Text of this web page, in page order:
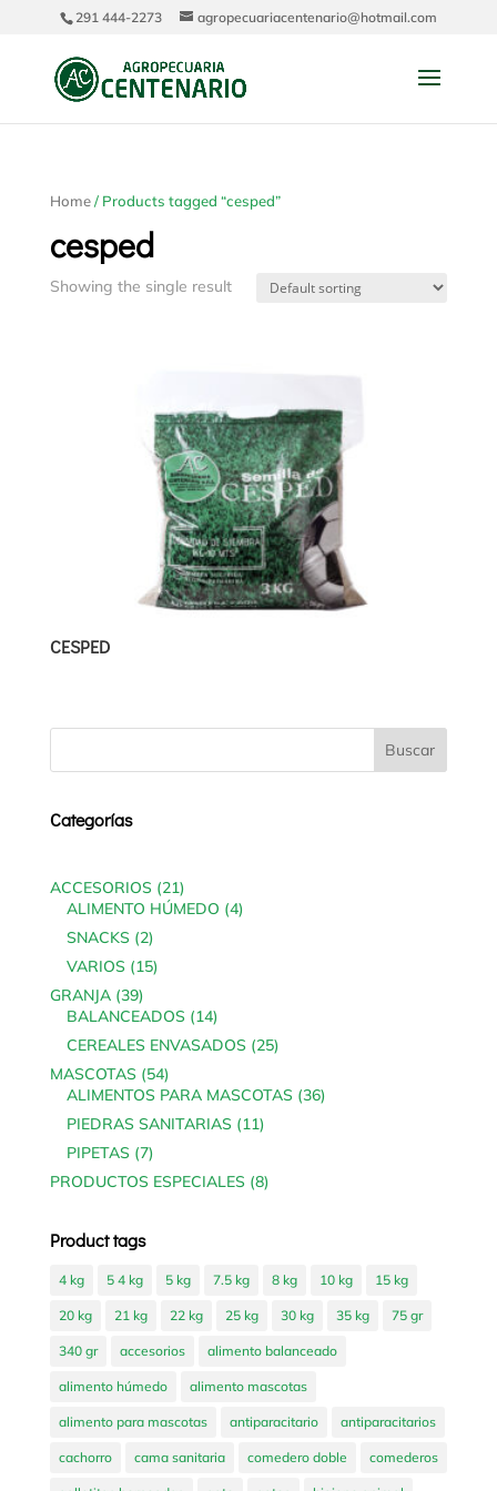
291 444-2273 agropecuariacentenario@hotmail.com
Home/ Products tagged “cesped”
cesped
Showing the single result
CESPED
Categorías
ACCESORIOS 2121
products
ALIMENTO HÚMEDO 44
SNACKS 22
products
VARIOS 1515
GRANJA 3939
products
BALANCEADOS 1414
products
CEREALES ENVASADOS 2525
MASCOTAS 5454
products
ALIMENTOS PARA MASCOTAS 3636
PIEDRAS SANITARIAS 1111
PIPETAS 77
products
PRODUCTOS ESPECIALES 88
Product tags
4 kg 5 4 kg 5 kg 7.5 kg 8 kg 10 kg 15 kg
20 kg 21 kg 22 kg 25 kg 30 kg 35 kg 75 gr
340 gr accesorios alimento balanceado
alimento húmedo alimento mascotas
alimento para mascotas antiparacitario antiparacitarios
cachorro cama sanitaria comedero doble comederos